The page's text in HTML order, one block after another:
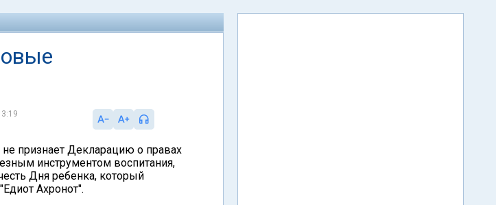
признает Декларацию о правах
инструментом воспитания,
Дня ребенка, который
Ахронот".